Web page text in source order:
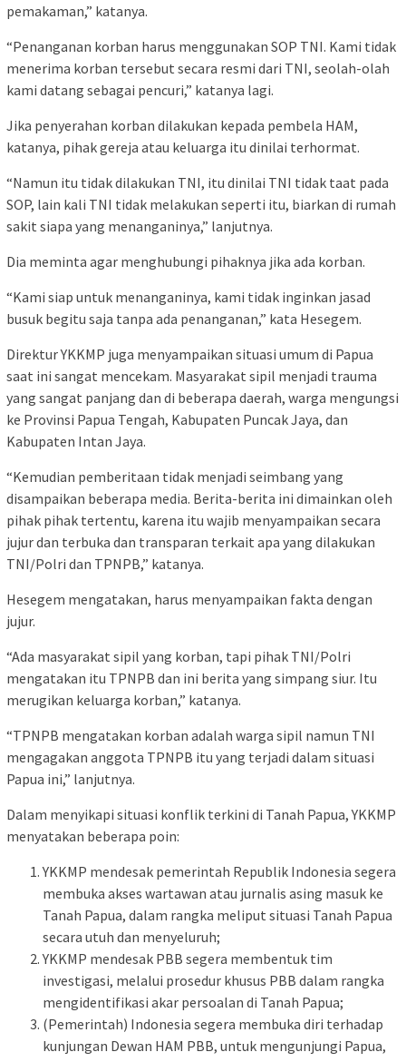
pemakaman,” katanya.
“Penanganan korban harus menggunakan SOP TNI. Kami tidak
menerima korban tersebut secara resmi dari TNI, seolah-olah
kami datang sebagai pencuri,” katanya lagi.
Jika penyerahan korban dilakukan kepada pembela HAM,
katanya, pihak gereja atau keluarga itu dinilai terhormat.
“Namun itu tidak dilakukan TNI, itu dinilai TNI tidak taat pada
SOP, lain kali TNI tidak melakukan seperti itu, biarkan di rumah
sakit siapa yang menanganinya,” lanjutnya.
Dia meminta agar menghubungi pihaknya jika ada korban.
“Kami siap untuk menanganinya, kami tidak inginkan jasad
busuk begitu saja tanpa ada penanganan,” kata Hesegem.
Direktur YKKMP juga menyampaikan situasi umum di Papua
saat ini sangat mencekam. Masyarakat sipil menjadi trauma
yang sangat panjang dan di beberapa daerah, warga mengungsi
ke Provinsi Papua Tengah, Kabupaten Puncak Jaya, dan
Kabupaten Intan Jaya.
“Kemudian pemberitaan tidak menjadi seimbang yang
disampaikan beberapa media. Berita-berita ini dimainkan oleh
pihak pihak tertentu, karena itu wajib menyampaikan secara
jujur dan terbuka dan transparan terkait apa yang dilakukan
TNI/Polri dan TPNPB,” katanya.
Hesegem mengatakan, harus menyampaikan fakta dengan
jujur.
“Ada masyarakat sipil yang korban, tapi pihak TNI/Polri
mengatakan itu TPNPB dan ini berita yang simpang siur. Itu
merugikan keluarga korban,” katanya.
“TPNPB mengatakan korban adalah warga sipil namun TNI
mengagakan anggota TPNPB itu yang terjadi dalam situasi
Papua ini,” lanjutnya.
Dalam menyikapi situasi konflik terkini di Tanah Papua, YKKMP
menyatakan beberapa poin:
YKKMP mendesak pemerintah Republik Indonesia segera
membuka akses wartawan atau jurnalis asing masuk ke
Tanah Papua, dalam rangka meliput situasi Tanah Papua
secara utuh dan menyeluruh;
YKKMP mendesak PBB segera membentuk tim
investigasi, melalui prosedur khusus PBB dalam rangka
mengidentifikasi akar persoalan di Tanah Papua;
(Pemerintah) Indonesia segera membuka diri terhadap
kunjungan Dewan HAM PBB, untuk mengunjungi Papua,